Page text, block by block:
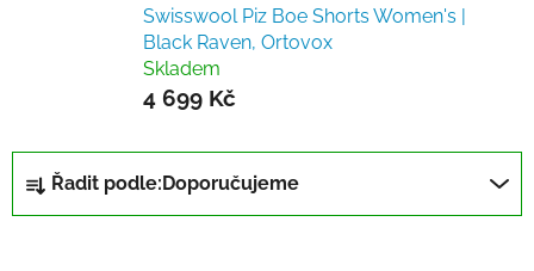
Swisswool Piz Boe Shorts Women's |
Black Raven, Ortovox
Skladem
4 699 Kč
Ř
a
z
Řadit podle: Doporučujeme